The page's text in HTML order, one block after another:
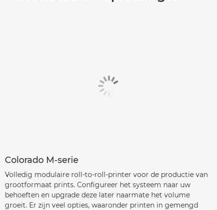
Colorado M-serie
Volledig modulaire roll-to-roll-printer voor de productie van
grootformaat prints. Configureer het systeem naar uw
behoeften en upgrade deze later naarmate het volume
groeit. Er zijn veel opties, waaronder printen in gemengd